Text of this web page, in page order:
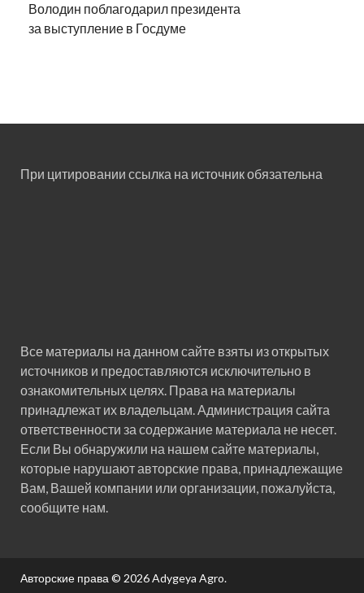
Володин поблагодарил президента
за выступление в Госдуме
При цитировании ссылка на источник обязательна
Все материалы на данном сайте взяты из открытых
источников и предоставляются исключительно в
ознакомительных целях. Права на материалы
принадлежат их владельцам. Администрация сайта
ответственности за содержание материала не несет.
Если Вы обнаружили на нашем сайте материалы,
которые нарушают авторские права, принадлежащие
Вам, Вашей компании или организации, пожалуйста,
сообщите нам.
Авторские права © 2026Adygeya Agro.